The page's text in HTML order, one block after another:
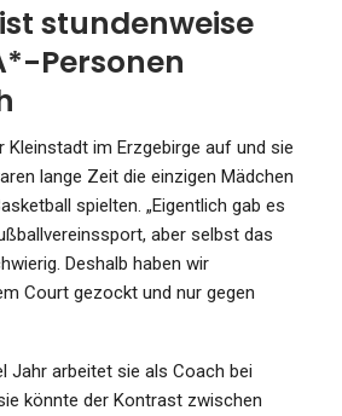
stundenweise
Personen
Kleinstadt im Erzgebirge auf und sie
lange Zeit die einzigen Mädchen
spielten. „Eigentlich gab es
aber selbst das
Deshalb haben wir
Court gezockt und nur gegen
Jahr arbeitet sie als Coach bei
könnte der Kontrast zwischen